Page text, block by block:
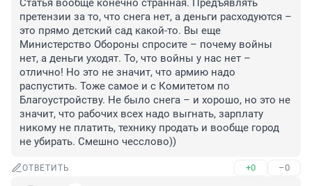
Статья вообще конечно странная. Предъявлять
претензии за то, что снега нет, а деньги расходуются –
это прямо детский сад какой-то. Вы еще
Министерство Обороны спросите – почему войны
нет, а деньги уходят. То, что войны у нас нет –
отлично! Но это не значит, что армию надо
распустить. Тоже самое и с Комитетом по
Благоустройству. Не было снега – и хорошо, но это не
значит, что рабочих всех надо выгнать, зарплату
никому не платить, технику продать и вообще город
не убирать. Смешно чесслово))
ОТВЕТИТЬ +0 –0